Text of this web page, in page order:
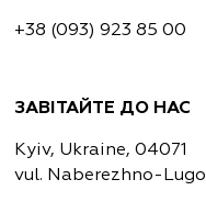
+38 (093) 923 85 00
ЗАВІТАЙТЕ ДО НАС
Kyiv, Ukraine, 04071
vul. Naberezhno-